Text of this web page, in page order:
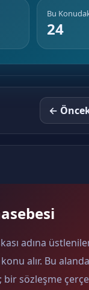
Bu
24
←
adına
alır. Bu
sözleşme